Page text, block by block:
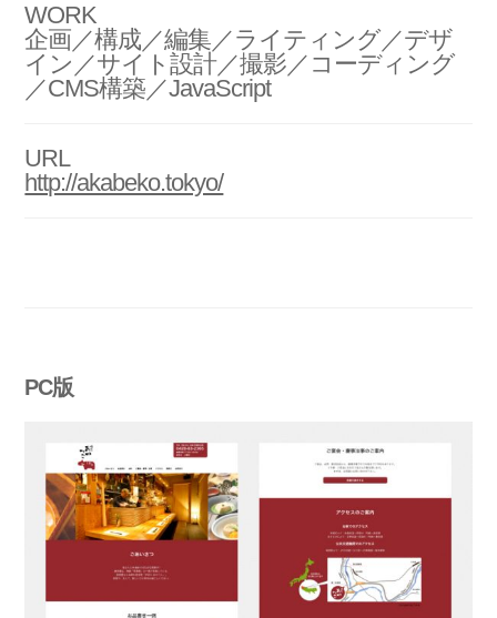
WORK
企画／構成／編集／ライティング／デザ
イン／サイト設計／撮影／コーディング
／CMS構築／JavaScript
URL
http://akabeko.tokyo/
PC版